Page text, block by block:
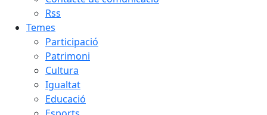
Rss
Temes
Participació
Patrimoni
Cultura
Igualtat
Educació